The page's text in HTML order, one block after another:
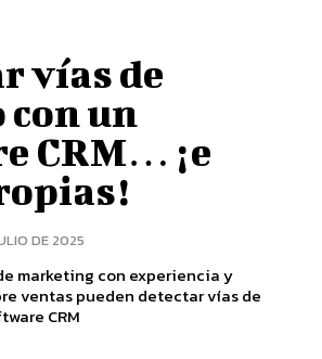
vías de
con un
CRM… ¡e
DE 2025
marketing con experiencia y
ventas pueden detectar vías de
CRM